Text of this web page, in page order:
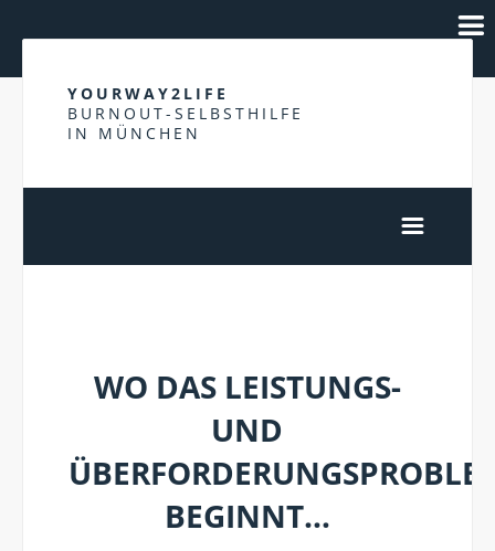
YOURWAY2LIFE
BURNOUT-SELBSTHILFE
IN MÜNCHEN
WO DAS LEISTUNGS-
UND
BEGINNT…